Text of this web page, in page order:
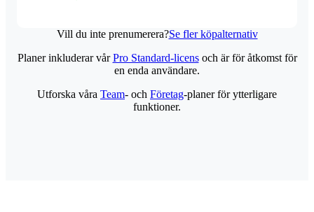
Vill du inte prenumerera?Se fler köpalternativ
Planer inkluderar vårPro Standard-licensoch är för åtkomst för
en enda användare.
Utforska våra Team- och Företag-planer för ytterligare
funktioner.